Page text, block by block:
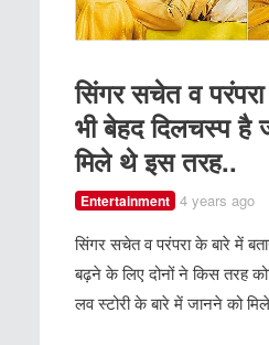
सिंगर सचेत व
भी बेहद दिलचस्प है
मिले थे इस तरह..
Entertainment 4 years ago
सिंगर सचेत व परंपरा के बारे में
बढ़ने के लिए दोनों ने किस तरह
लव स्टोरी के बारे में जानने को